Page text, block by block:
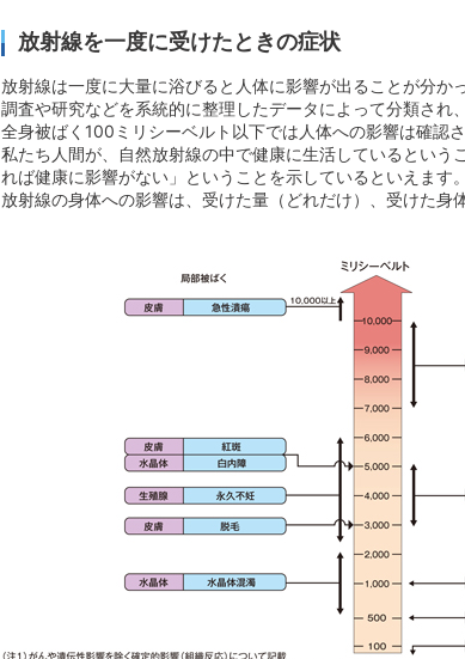
放射線を一度に受けたときの症状
放射線は一度に大量に浴びると人体に影響が出ることが分
調査や研究などを系統的に整理したデータによって分類され
全身被ばく100ミリシーベルト以下では人体への影響は確認さ
私たち人間が、自然放射線の中で健康に生活しているとい
れば健康に影響がない」ということを示しているといえます。
放射線の身体への影響は、受けた量（どれだけ）、受けた身